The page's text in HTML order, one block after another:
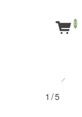
0
1/5